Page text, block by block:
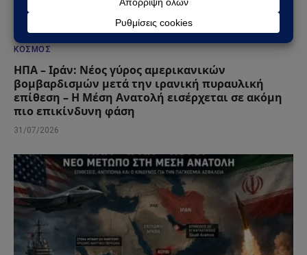
ΚΌΣΜΟΣ
ΗΠΑ – Ιράν: Νέος γύρος αμερικανικών
βομβαρδισμών μετά την ιρανική πυραυλική
επίθεση – Η Μέση Ανατολή εισέρχεται σε ακόμη
πιο επικίνδυνη φάση
31/07/2026